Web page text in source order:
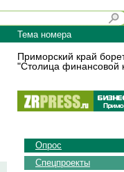
Тема номера
Приморский край
"Столица финансовой
Опрос
Спецпроекты